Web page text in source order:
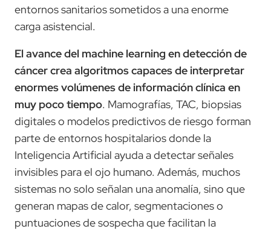
entornos sanitarios sometidos a una enorme
carga asistencial.
El avance del machine learning en detección de
cáncer crea algoritmos capaces de interpretar
enormes volúmenes de información clínica en
muy poco tiempo. Mamografías, TAC, biopsias
digitales o modelos predictivos de riesgo forman
parte de entornos hospitalarios donde la
Inteligencia Artificial ayuda a detectar señales
invisibles para el ojo humano. Además, muchos
sistemas no solo señalan una anomalía, sino que
generan mapas de calor, segmentaciones o
puntuaciones de sospecha que facilitan la